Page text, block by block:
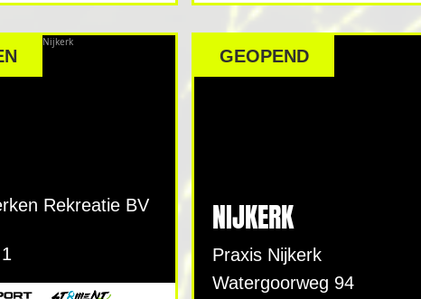
Rekreatie BV
GEOPEND
NIJKERK
Praxis Nijkerk
Watergoorweg 94